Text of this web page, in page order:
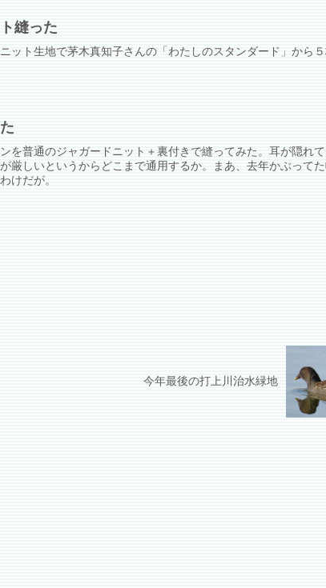
縫った
ット生地で茅木真知子さんの「わたしのスタンダード」から
を普通のジャガードニット＋裏付きで縫ってみた。耳が隠れ
厳しいというからどこまで通用するか。まあ、去年かぶって
けだが。
今年最後の打上川治水緑地